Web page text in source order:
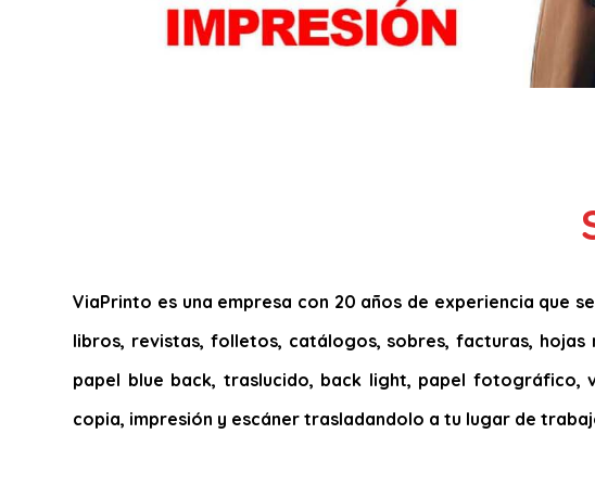
ViaPrinto es una empresa con 20 años de experiencia que
libros, revistas, folletos, catálogos, sobres, facturas,
papel blue back, traslucido, back light, papel fotográfico,
copia, impresión y escáner trasladandolo a tu lugar de